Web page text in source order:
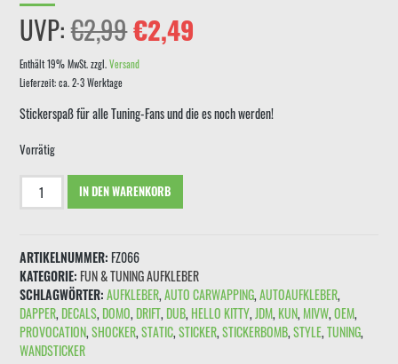
UVP:€2,99Ursprünglicher
Preis
war:
€2,49
ist:
Enthält 19% MwSt. zzgl.Versand
Lieferzeit: ca. 2-3 Werktage
Stickerspaß für alle Tuning-Fans und die es noch werden!
Vorrätig
Aufkleber
"WARNING
CHICKS!
DRIVER
AND
SUSPENSION
CANT
HANLDE
IN DEN WARENKORB
ARTIKELNUMMER: FZ066
KATEGORIE: FUN & TUNING AUFKLEBER
SCHLAGWÖRTER: AUFKLEBER,AUTO CARWAPPING,AUTOAUFKLEBER,
DAPPER, DECALS, DOMO, DRIFT, DUB, HELLO KITTY,JDM, KUN, MIVW,OEM,
PROVOCATION,SHOCKER,STATIC,STICKER,STICKERBOMB,STYLE,TUNING,
WANDSTICKER